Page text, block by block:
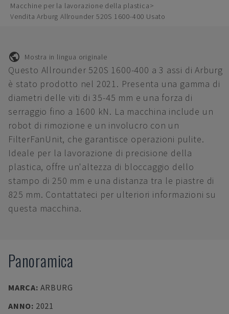
Macchine per la lavorazione della plastica
Vendita Arburg Allrounder 520S 1600-400 Usato
Mostra in lingua originale
Questo Allrounder 520S 1600-400 a 3 assi di Arburg
è stato prodotto nel 2021. Presenta una gamma di
diametri delle viti di 35-45 mm e una forza di
serraggio fino a 1600 kN. La macchina include un
robot di rimozione e un involucro con un
FilterFanUnit, che garantisce operazioni pulite.
Ideale per la lavorazione di precisione della
plastica, offre un'altezza di bloccaggio dello
stampo di 250 mm e una distanza tra le piastre di
825 mm. Contattateci per ulteriori informazioni su
questa macchina.
Panoramica
MARCA: ARBURG
ANNO: 2021